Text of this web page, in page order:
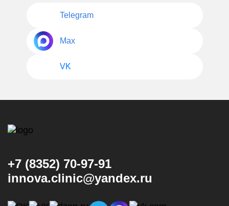
Telegram
Max
VK
+7 (8352) 70-97-91
innova.clinic@yandex.ru